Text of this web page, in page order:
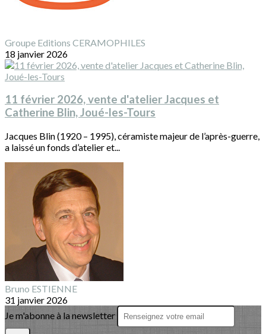
Groupe Editions CERAMOPHILES
18 janvier 2026
11 février 2026, vente d'atelier Jacques et
Catherine Blin, Joué-les-Tours
Jacques Blin (1920 – 1995), céramiste majeur de l’après-guerre,
a laissé un fonds d’atelier et...
Bruno ESTIENNE
31 janvier 2026
Je m'abonne à la newsletter